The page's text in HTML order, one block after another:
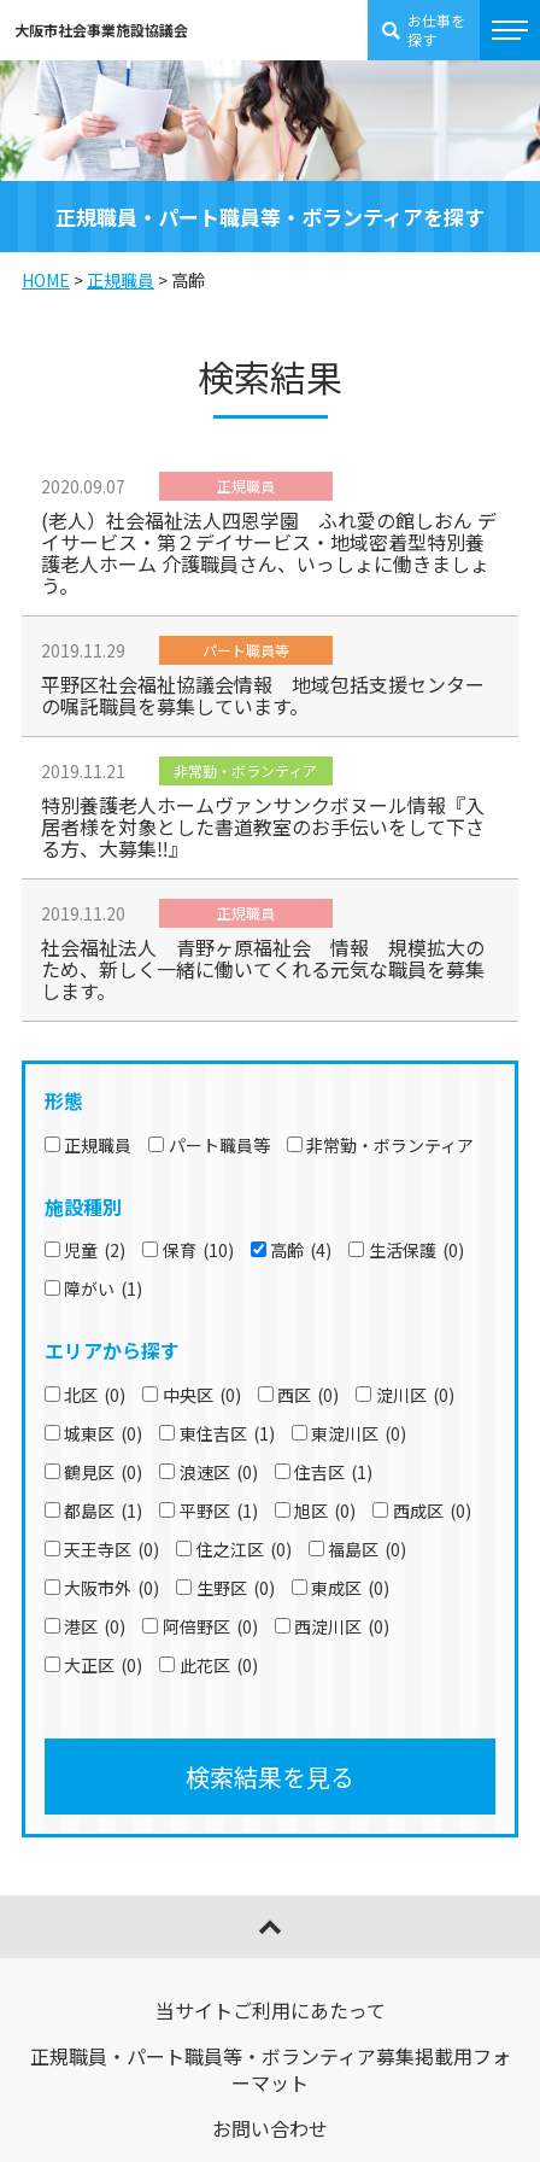
大阪市社会事業施設協議会
お仕事を
探す
正規職員・パート職員等・ボランティアを探す
HOME > 正規職員 > 高齢
検索結果
2020.09.07 正規職員
(老人）社会福祉法人四恩学園 ふれ愛の館しおん デ
イサービス・第２デイサービス・地域密着型特別養
護老人ホーム 介護職員さん、いっしょに働きましょ
う。
2019.11.29 パート職員等
平野区社会福祉協議会情報 地域包括支援センター
の嘱託職員を募集しています。
2019.11.21 非常勤・ボランティア
特別養護老人ホームヴァンサンクボヌール情報『入
居者様を対象とした書道教室のお手伝いをして下さ
る方、大募集‼』
2019.11.20 正規職員
社会福祉法人 青野ヶ原福祉会 情報 規模拡大の
ため、新しく一緒に働いてくれる元気な職員を募集
します。
形態
正規職員 パート職員等 非常勤・ボランティア
施設種別
児童 (2) 保育 (10) 高齢 (4) 生活保護 (0)
障がい (1)
エリアから探す
北区 (0) 中央区 (0) 西区 (0) 淀川区 (0)
城東区 (0) 東住吉区 (1) 東淀川区 (0)
鶴見区 (0) 浪速区 (0) 住吉区 (1)
都島区 (1) 平野区 (1) 旭区 (0) 西成区 (0)
天王寺区 (0) 住之江区 (0) 福島区 (0)
大阪市外 (0) 生野区 (0) 東成区 (0)
港区 (0) 阿倍野区 (0) 西淀川区 (0)
大正区 (0) 此花区 (0)
検索結果を見る
当サイトご利用にあたって
正規職員・パート職員等・ボランティア募集掲載用フォ
ーマット
お問い合わせ